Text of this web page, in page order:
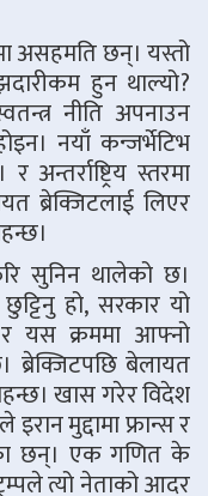
असहमति छन्। यस्तो
हुन थाल्यो?
नीति अपनाउन
नयाँ कन्जर्भेटिभ
स्तरमा
ब्रेक्जिटलाई लिएर
सुनिन थालेको छ।
हो, सरकार यो
र यस क्रममा आफ्नो
ब्रेक्जिटपछि बेलायत
खास गरेर विदेश
मुद्दामा फ्रान्स र
छन्। एक गणित के
त्यो नेताको आदर